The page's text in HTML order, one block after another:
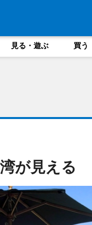
見る・遊ぶ 買う
が見える